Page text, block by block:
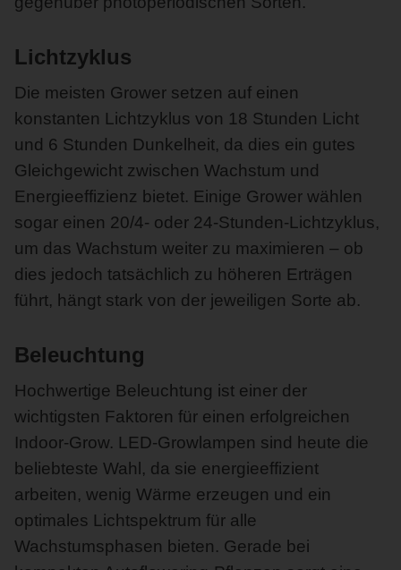
Lichtzyklus
Die meisten Grower setzen auf einen
konstanten Lichtzyklus von 18 Stunden Licht
und 6 Stunden Dunkelheit, da dies ein gutes
Gleichgewicht zwischen Wachstum und
Energieeffizienz bietet. Einige Grower wählen
sogar einen 20/4- oder 24-Stunden-Lichtzyklus,
um das Wachstum weiter zu maximieren – ob
dies jedoch tatsächlich zu höheren Erträgen
führt, hängt stark von der jeweiligen Sorte ab.
Beleuchtung
Hochwertige Beleuchtung ist einer der
wichtigsten Faktoren für einen erfolgreichen
Indoor-Grow. LED-Growlampen sind heute die
beliebteste Wahl, da sie energieeffizient
arbeiten, wenig Wärme erzeugen und ein
optimales Lichtspektrum für alle
Wachstumsphasen bieten. Gerade bei